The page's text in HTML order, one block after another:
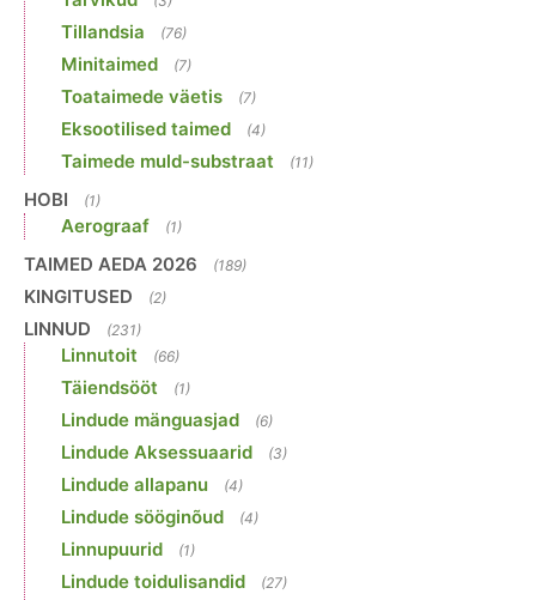
Tillandsia (76)
Minitaimed (7)
Toataimede väetis (7)
Eksootilised taimed (4)
Taimede muld-substraat (11)
HOBI (1)
Aerograaf (1)
TAIMED AEDA 2026 (189)
KINGITUSED (2)
LINNUD (231)
Linnutoit (66)
Täiendsööt (1)
Lindude mänguasjad (6)
Lindude Aksessuaarid (3)
Lindude allapanu (4)
Lindude sööginõud (4)
Linnupuurid (1)
Lindude toidulisandid (27)